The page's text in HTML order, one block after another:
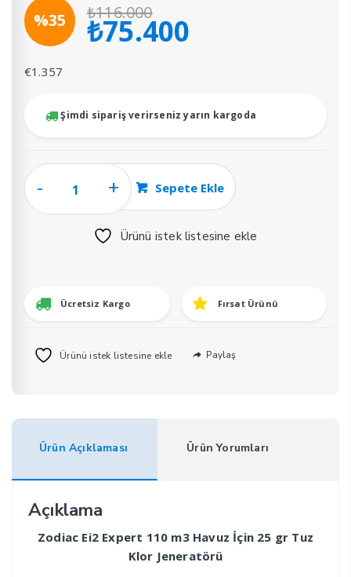
₺116.000
Orijinal
fiyat:
₺75.400
%35
€1.357
Şimdi sipariş verirseniz yarın kargoda
İçin
25
Tuz
Sepete Ekle
Ürünü istek listesine ekle
Ücretsiz Kargo Fırsat Ürünü
Ürünü istek listesine ekle Paylaş
Ürün Açıklaması Ürün Yorumları
Açıklama
Zodiac Ei2 Expert 110 m3 Havuz İçin 25 gr Tuz
Klor Jeneratörü